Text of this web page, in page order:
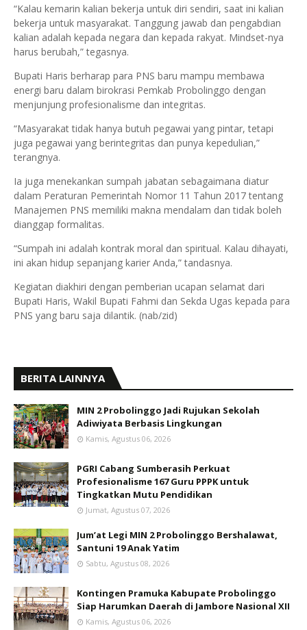
“Kalau kemarin kalian bekerja untuk diri sendiri, saat ini kalian
bekerja untuk masyarakat. Tanggung jawab dan pengabdian
kalian adalah kepada negara dan kepada rakyat. Mindset-nya
harus berubah,” tegasnya.
Bupati Haris berharap para PNS baru mampu membawa
energi baru dalam birokrasi Pemkab Probolinggo dengan
menjunjung profesionalisme dan integritas.
“Masyarakat tidak hanya butuh pegawai yang pintar, tetapi
juga pegawai yang berintegritas dan punya kepedulian,”
terangnya.
Ia juga menekankan sumpah jabatan sebagaimana diatur
dalam Peraturan Pemerintah Nomor 11 Tahun 2017 tentang
Manajemen PNS memiliki makna mendalam dan tidak boleh
dianggap formalitas.
“Sumpah ini adalah kontrak moral dan spiritual. Kalau dihayati,
ini akan hidup sepanjang karier Anda,” tandasnya.
Kegiatan diakhiri dengan pemberian ucapan selamat dari
Bupati Haris, Wakil Bupati Fahmi dan Sekda Ugas kepada para
PNS yang baru saja dilantik. (nab/zid)
BERITA LAINNYA
MIN 2 Probolinggo Jadi Rujukan Sekolah
Adiwiyata Berbasis Lingkungan
Kamis, Agustus 06, 2026
PGRI Cabang Sumberasih Perkuat
Profesionalisme 167 Guru PPPK untuk
Tingkatkan Mutu Pendidikan
Jumat, Agustus 07, 2026
Jum’at Legi MIN 2 Probolinggo Bershalawat,
Santuni 19 Anak Yatim
Sabtu, Agustus 08, 2026
Kontingen Pramuka Kabupate Probolinggo
Siap Harumkan Daerah di Jambore Nasional XII
Kamis, Agustus 06, 2026